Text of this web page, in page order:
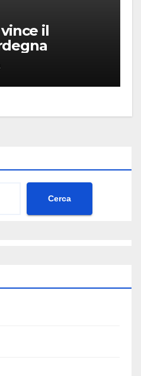
il
Cerca